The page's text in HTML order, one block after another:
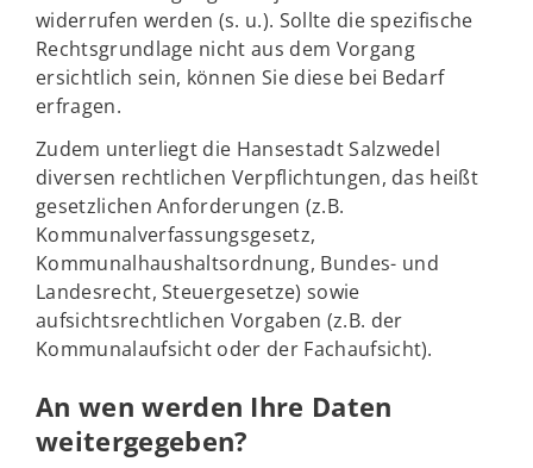
widerrufen werden (s. u.). Sollte die spezifische
Rechtsgrundlage nicht aus dem Vorgang
ersichtlich sein, können Sie diese bei Bedarf
erfragen.
Zudem unterliegt die Hansestadt Salzwedel
diversen rechtlichen Verpflichtungen, das heißt
gesetzlichen Anforderungen (z.B.
Kommunalverfassungsgesetz,
Kommunalhaushaltsordnung, Bundes- und
Landesrecht, Steuergesetze) sowie
aufsichtsrechtlichen Vorgaben (z.B. der
Kommunalaufsicht oder der Fachaufsicht).
An wen werden Ihre Daten
weitergegeben?